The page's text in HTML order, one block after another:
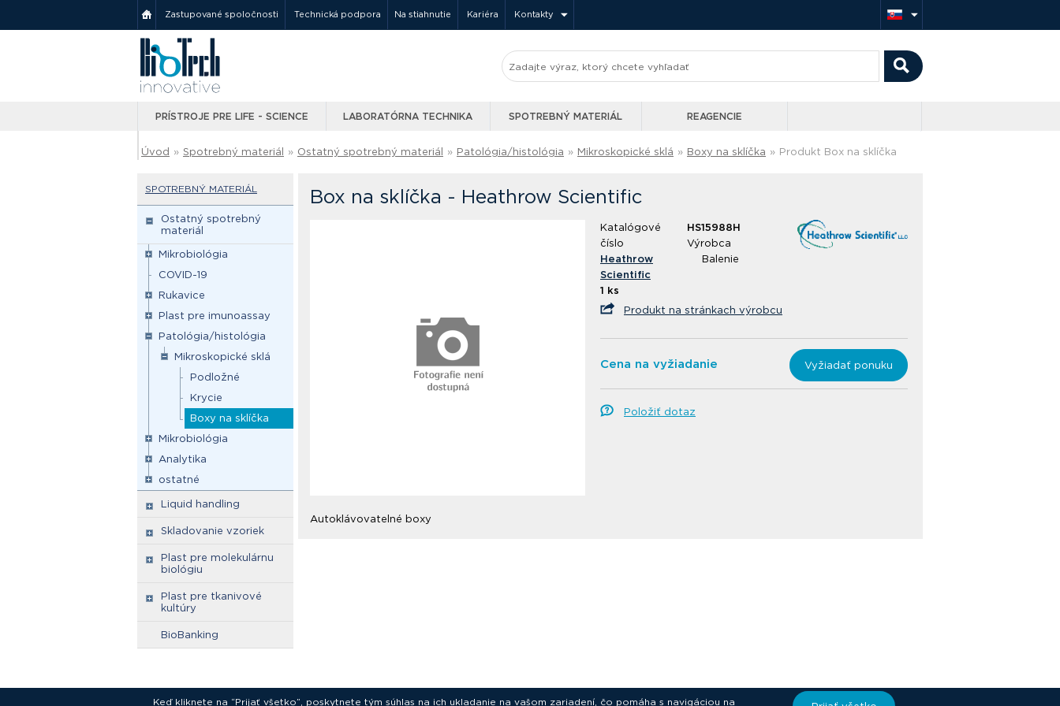
Zastupované spoločnosti Technická podpora Na stiahnutie Kariéra Kontakty
PRÍSTROJE PRE LIFE - SCIENCE LABORATÓRNA TECHNIKA SPOTREBNÝ MATERIÁL REAGENCIE
Úvod » Spotrebný materiál » Ostatný spotrebný materiál » Patológia/histológia » Mikroskopické sklá » Boxy na sklíčka » Produkt Box na sklíčka
SPOTREBNÝ MATERIÁL
Ostatný spotrebný
materiál
Mikrobiológia
COVID-19
Rukavice
Plast pre imunoassay
Patológia/histológia
Mikroskopické sklá
Podložné
Krycie
Boxy na sklíčka
Mikrobiológia
Analytika
ostatné
Liquid handling
Skladovanie vzoriek
Plast pre molekulárnu
biológiu
Plast pre tkanivové
kultúry
BioBanking
Box na sklíčka - Heathrow Scientific
Katalógové
číslo
HS15988H
Výrobca
Heathrow
Scientific
Balenie
1 ks
Produkt na stránkach výrobcu
Cena na vyžiadanie Vyžiadať ponuku
Položiť dotaz
Autoklávovatelné boxy
Keď kliknete na “Prijať všetko”, poskytnete tým súhlas na ich ukladanie na vašom zariadení, čo pomáha s navigáciou na